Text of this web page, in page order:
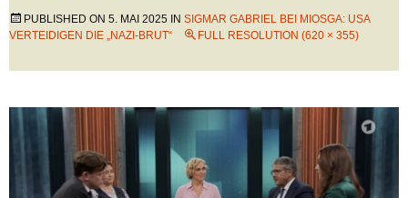
PUBLISHED ON 5. MAI 2025 IN SIGMAR GABRIEL BEI MIOSGA: USA
VERTEIDIGEN DIE „NAZI-BRUT“
FULL RESOLUTION (620 × 355)